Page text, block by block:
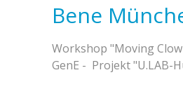
Bene
Workshop "Moving
GenE - Projekt "U.LAB-